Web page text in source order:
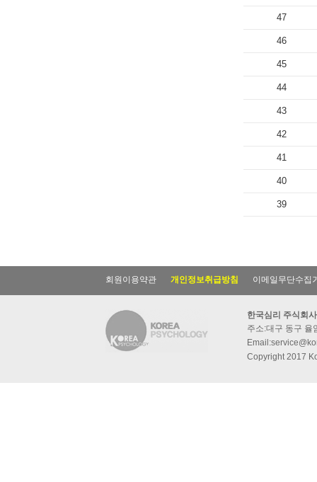
47
46
45
44
43
42
41
40
39
회원이용약관 개인정보취급방침 이메일무단수집
한국심리 주식회사
주소:대구 동구 율
Copyright 2017